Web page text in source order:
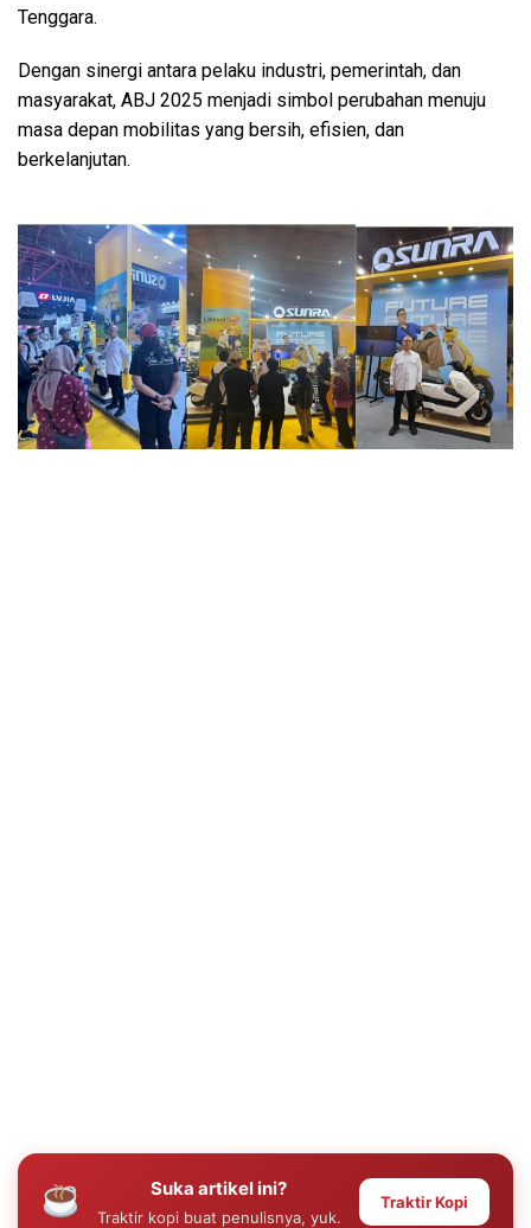
Tenggara.
Dengan sinergi antara pelaku industri, pemerintah, dan
masyarakat, ABJ 2025 menjadi simbol perubahan menuju
masa depan mobilitas yang bersih, efisien, dan
berkelanjutan.
Suka artikel ini?
Traktir kopi buat penulisnya, yuk.
Traktir Kopi